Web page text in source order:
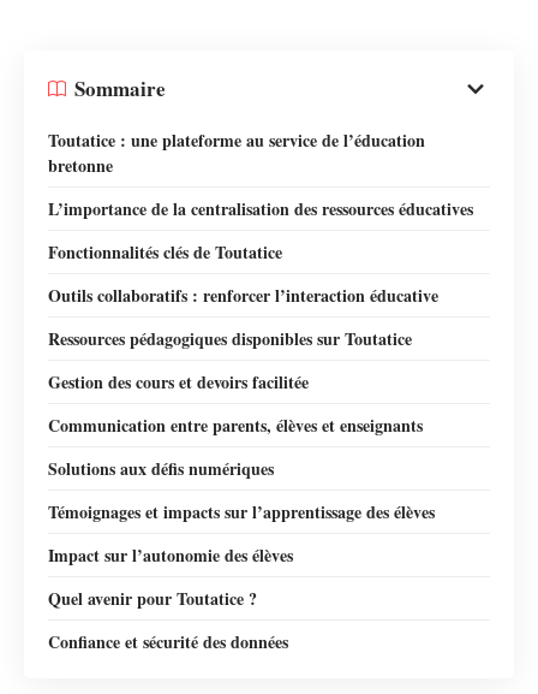
Sommaire
Toutatice : une plateforme au service de l’éducation
bretonne
L’importance de la centralisation des ressources éducatives
Fonctionnalités clés de Toutatice
Outils collaboratifs : renforcer l’interaction éducative
Ressources pédagogiques disponibles sur Toutatice
Gestion des cours et devoirs facilitée
Communication entre parents, élèves et enseignants
Solutions aux défis numériques
Témoignages et impacts sur l’apprentissage des élèves
Impact sur l’autonomie des élèves
Quel avenir pour Toutatice ?
Confiance et sécurité des données